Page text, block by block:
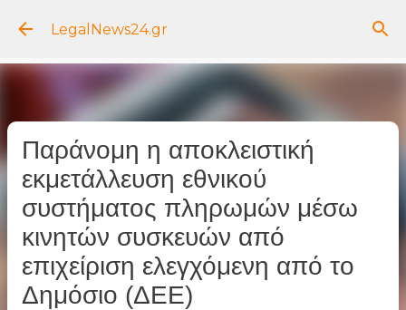
Μετάβαση στο κύριο περιεχόμενο
LegalNews24.gr
Παράνομη η αποκλειστική
εκμετάλλευση εθνικού
συστήματος πληρωμών μέσω
κινητών συσκευών από
επιχείριση ελεγχόμενη από το
Δημόσιο (ΔΕΕ)